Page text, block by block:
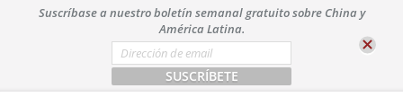
t
Suscríbase a nuestro boletín semanal gratuito sobre China y
América Latina.
E
m
a
i